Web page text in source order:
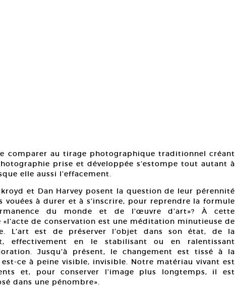
comparer au tirage photographique traditionnel créant
prise et développée s’estompe tout autant à
elle aussi l’effacement.
et Dan Harvey posent la question de leur pérennité
vouées à durer et à s’inscrire, pour reprendre la formule
du monde et de l’œuvre d’art»? À cette
de conservation est une méditation minutieuse de
L’art est de préserver l’objet dans son état, de la
effectivement en le stabilisant ou en ralentissant
Jusqu’à présent, le changement est tissé à la
ce à peine visible, invisible. Notre matériau vivant est
et, pour conserver l’image plus longtemps, il est
dans une pénombre».